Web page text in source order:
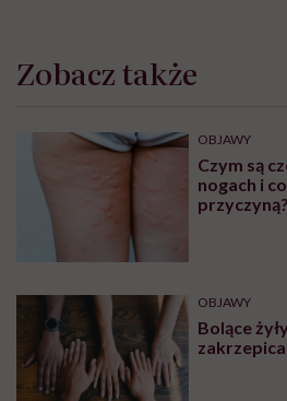
Zobacz także
OBJAWY
Czym są
nogach i
przyczyną?
OBJAWY
Bolące